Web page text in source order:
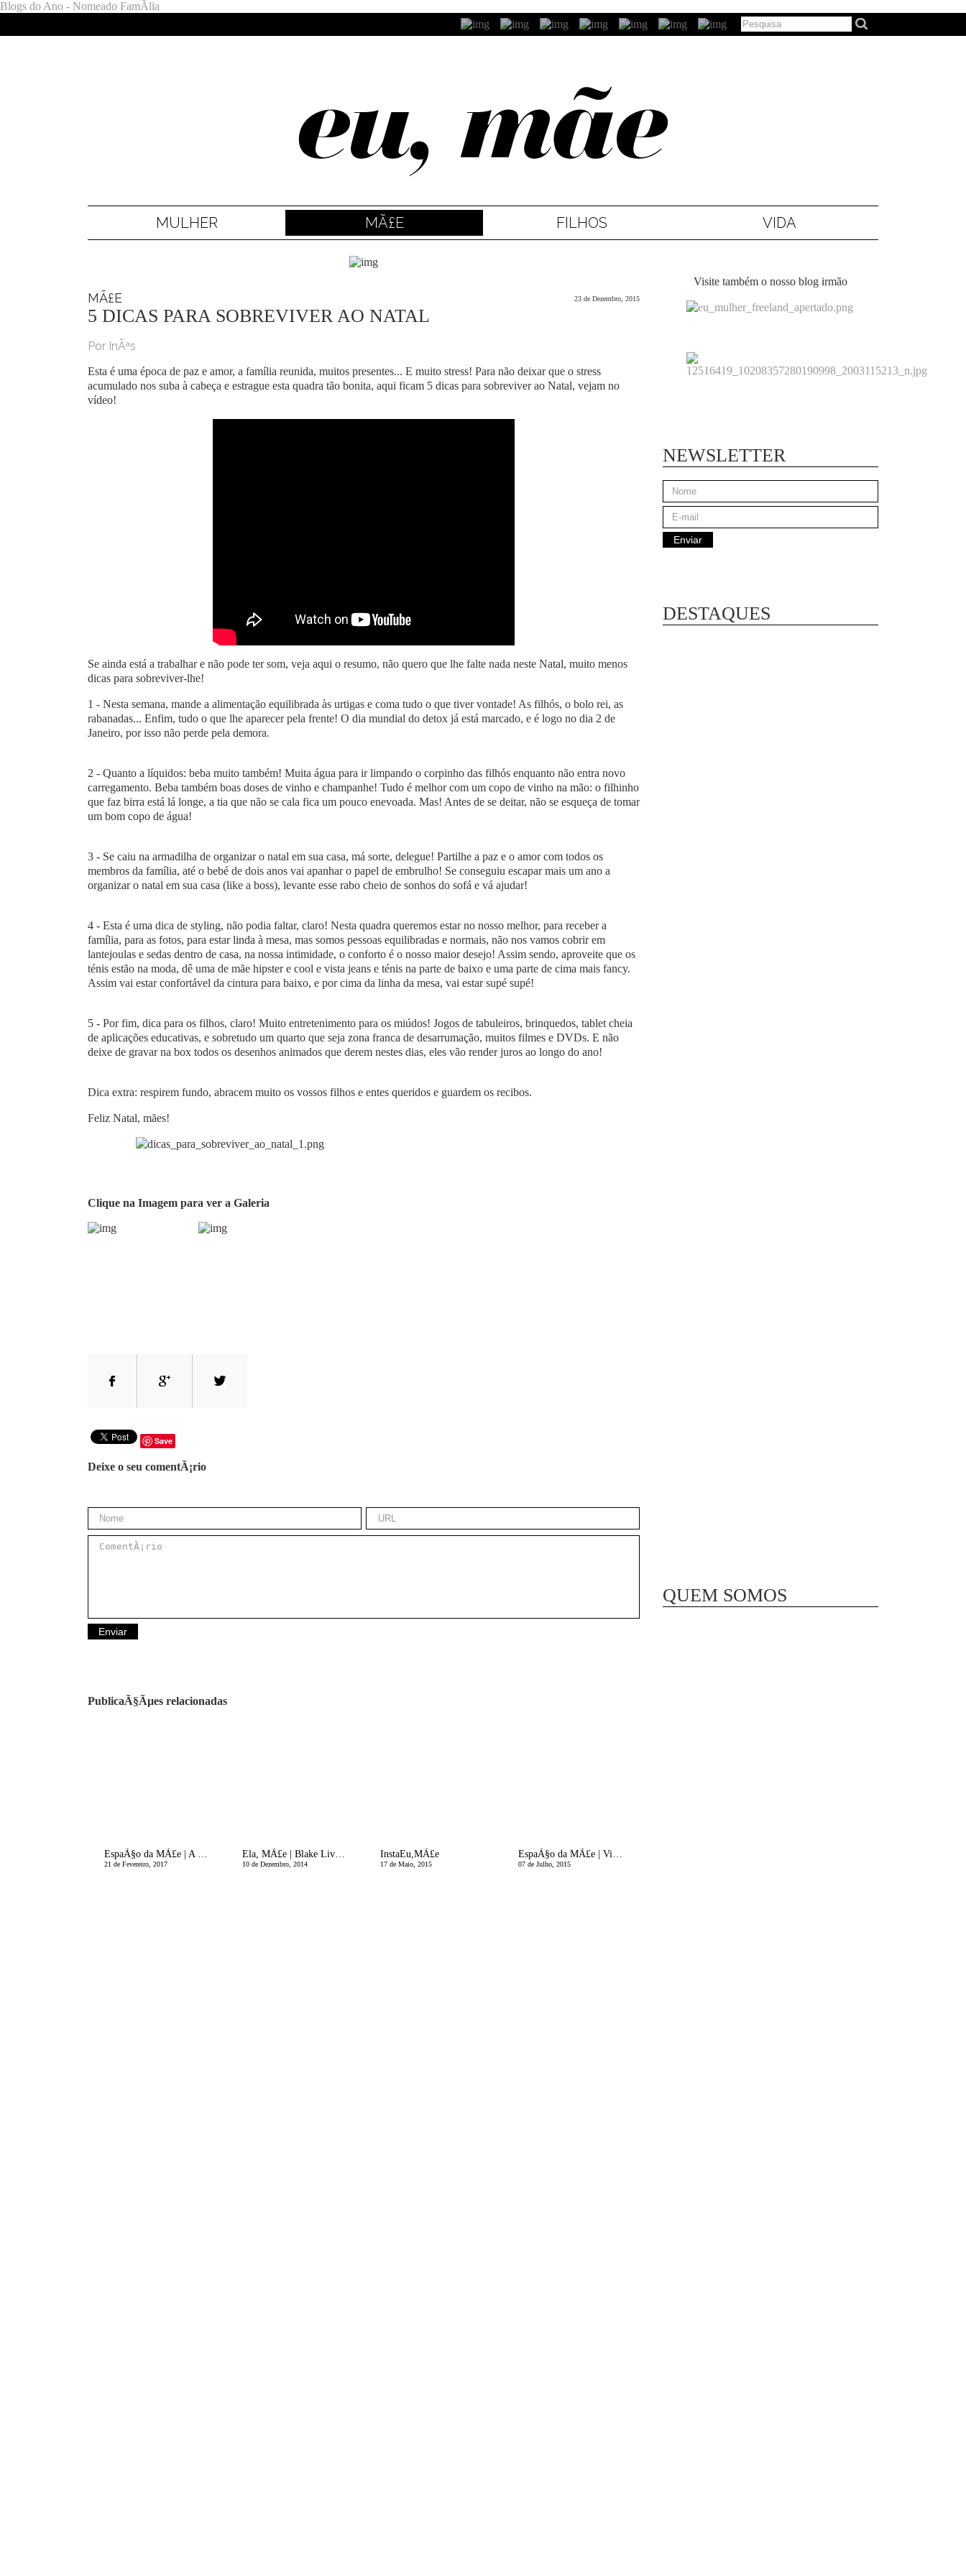
Blogs do Ano - Nomeado FamÃ­lia
MULHER MÃ£E FILHOS VIDA
MÃ£E 23 de Dezembro, 2015
5 DICAS PARA SOBREVIVER AO NATAL
Por InÃªs
Esta é uma época de paz e amor, a família reunida, muitos presentes... E muito stress! Para não deixar que o stress
acumulado nos suba à cabeça e estrague esta quadra tão bonita, aqui ficam 5 dicas para sobreviver ao Natal, vejam no
vídeo!
Se ainda está a trabalhar e não pode ter som, veja aqui o resumo, não quero que lhe falte nada neste Natal, muito menos
dicas para sobreviver-lhe!
1 - Nesta semana, mande a alimentação equilibrada às urtigas e coma tudo o que tiver vontade! As filhós, o bolo rei, as
rabanadas... Enfim, tudo o que lhe aparecer pela frente! O dia mundial do detox já está marcado, e é logo no dia 2 de
Janeiro, por isso não perde pela demora.
2 - Quanto a líquidos: beba muito também! Muita água para ir limpando o corpinho das filhós enquanto não entra novo
carregamento. Beba também boas doses de vinho e champanhe! Tudo é melhor com um copo de vinho na mão: o filhinho
que faz birra está lá longe, a tia que não se cala fica um pouco enevoada. Mas! Antes de se deitar, não se esqueça de tomar
um bom copo de água!
3 - Se caiu na armadilha de organizar o natal em sua casa, má sorte, delegue! Partilhe a paz e o amor com todos os
membros da família, até o bebé de dois anos vai apanhar o papel de embrulho! Se conseguiu escapar mais um ano a
organizar o natal em sua casa (like a boss), levante esse rabo cheio de sonhos do sofá e vá ajudar!
4 - Esta é uma dica de styling, não podia faltar, claro! Nesta quadra queremos estar no nosso melhor, para receber a
família, para as fotos, para estar linda à mesa, mas somos pessoas equilibradas e normais, não nos vamos cobrir em
lantejoulas e sedas dentro de casa, na nossa intimidade, o conforto é o nosso maior desejo! Assim sendo, aproveite que os
ténis estão na moda, dê uma de mãe hipster e cool e vista jeans e ténis na parte de baixo e uma parte de cima mais fancy.
Assim vai estar confortável da cintura para baixo, e por cima da linha da mesa, vai estar supé supé!
5 - Por fim, dica para os filhos, claro! Muito entretenimento para os miúdos! Jogos de tabuleiros, brinquedos, tablet cheia
de aplicações educativas, e sobretudo um quarto que seja zona franca de desarrumação, muitos filmes e DVDs. E não
deixe de gravar na box todos os desenhos animados que derem nestes dias, eles vão render juros ao longo do ano!
Dica extra: respirem fundo, abracem muito os vossos filhos e entes queridos e guardem os recibos.
Feliz Natal, mães!
Clique na Imagem para ver a Galeria
Save
Deixe o seu comentÃ¡rio
PublicaÃ§Ãµes relacionadas
EspaÃ§o da MÃ£e | A Vida aos 9 anos de Idade
21 de Fevereiro, 2017
Ela, MÃ£e | Blake Lively
10 de Dezembro, 2014
InstaEu,MÃ£e
17 de Maio, 2015
EspaÃ§o da MÃ£e | Viver com as nossas Dificuldades
07 de Julho, 2015
Visite também o nosso blog irmão
NEWSLETTER
DESTAQUES
QUEM SOMOS